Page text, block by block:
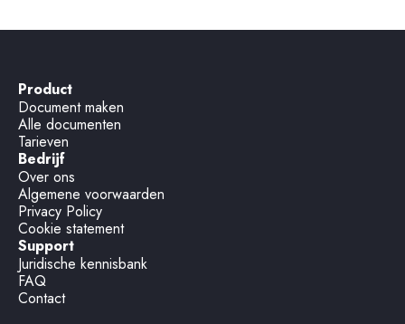
Product
Document maken
Alle documenten
Tarieven
Bedrijf
Over ons
Algemene voorwaarden
Privacy Policy
Cookie statement
Support
Juridische kennisbank
FAQ
Contact